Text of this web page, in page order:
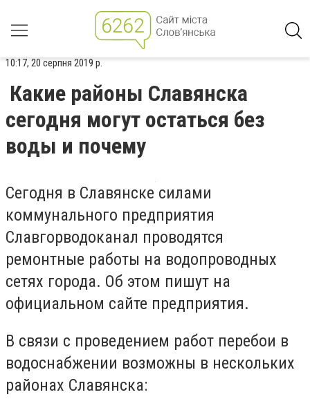
10:17, 20 серпня 2019 р.
Какие районы Славянска
сегодня могут остаться без
воды и почему
Сегодня в Славянске силами
коммунального предприятия
Славгорводоканал проводятся
ремонтные работы на водопроводных
сетях города. Об этом пишут на
официальном сайте предприятия.
В связи с проведением работ перебои в
водоснабжении возможны в нескольких
районах Славянска: